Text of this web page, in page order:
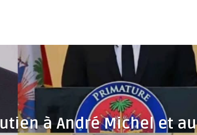
à André Michel et au